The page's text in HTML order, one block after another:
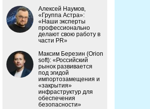
Алексей Наумов,
«Группа Астра»:
«Наши эксперты
профессионально
делают свою работу в
части PR»
Максим Березин (Orion
soft): «Российский
рынок развивается
под эгидой
импортозамещения и
«закрытия»
инфраструктур для
обеспечения
безопасности»